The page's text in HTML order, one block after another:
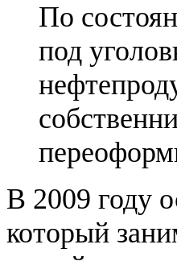
По
под
В 2009 году
который